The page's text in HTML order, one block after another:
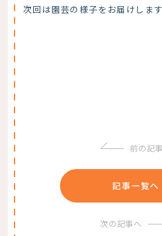
次回は園芸の様子をお届けします
前の記
記事一覧へ
次の記事へ